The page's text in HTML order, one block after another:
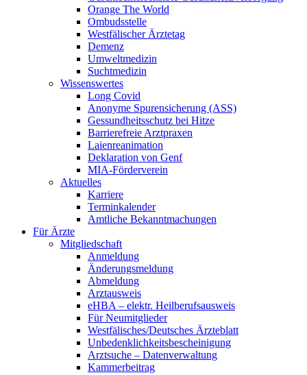
Orange The World
Ombudsstelle
Westfälischer Ärztetag
Demenz
Umweltmedizin
Suchtmedizin
Wissenswertes
Long Covid
Anonyme Spurensicherung (ASS)
Gessundheitsschutz bei Hitze
Barrierefreie Arztpraxen
Laienreanimation
Deklaration von Genf
MIA-Förderverein
Aktuelles
Karriere
Terminkalender
Amtliche Bekanntmachungen
Für Ärzte
Mitgliedschaft
Anmeldung
Änderungsmeldung
Abmeldung
Arztausweis
eHBA – elektr. Heilberufsausweis
Für Neumitglieder
Westfälisches/Deutsches Ärzteblatt
Unbedenklichkeitsbescheinigung
Arztsuche – Datenverwaltung
Kammerbeitrag